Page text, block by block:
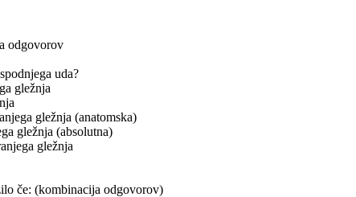
odgovorov
uda?
gležnja
gležnja (anatomska)
gležnja (absolutna)
gležnja
če: (kombinacija odgovorov)